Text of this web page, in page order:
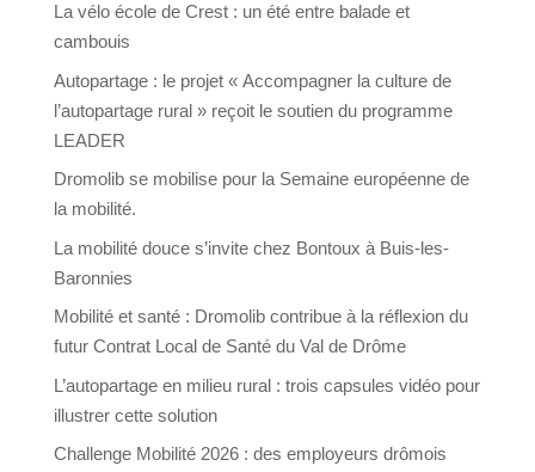
La vélo école de Crest : un été entre balade et
cambouis
Autopartage : le projet « Accompagner la culture de
l’autopartage rural » reçoit le soutien du programme
LEADER
Dromolib se mobilise pour la Semaine européenne de
la mobilité.
La mobilité douce s’invite chez Bontoux à Buis-les-
Baronnies
Mobilité et santé : Dromolib contribue à la réflexion du
futur Contrat Local de Santé du Val de Drôme
L’autopartage en milieu rural : trois capsules vidéo pour
illustrer cette solution
Challenge Mobilité 2026 : des employeurs drômois